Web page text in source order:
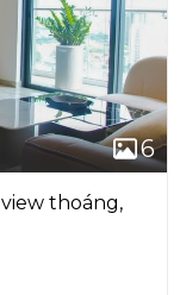
6
thoáng,